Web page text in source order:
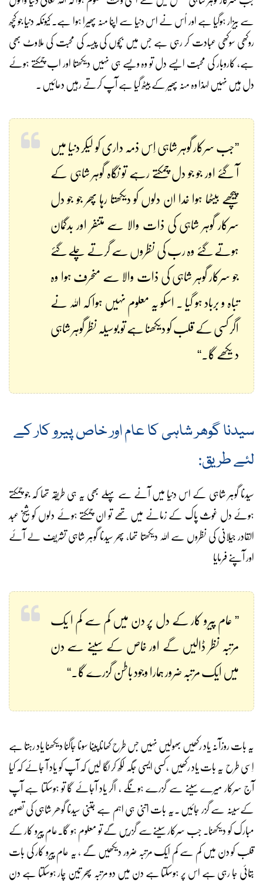
سے بیزار ہوگیا ہے اور اُس نے اس دنیا سے اپنا منہ پھیرا ہوا ہے۔ کیونکہ دنیا جو کچھ
روکھی سوکھی عبادت کر رہی ہے جس میں بچوں کی پیسہ کی محبت کی ملاوٹ بھی
ہے، کاروبار کی محبت ایسے دل تو وہ ویسے ہی نہیں دیکھتا اور اب چمکتے ہوئے
دل ہیں نہیں لہذا وہ منہ پھیر کے بیٹھ گیا ہے آپ کرتے رہیں دعائیں ۔
”جب سرکار گوہر شاہی اِس ذمہ داری کو لیکر دنیا میں
آ گئے اور جو جو دل چمکتے رہے تو نگاہ گوہر شاہی کے
پیچھے بیٹھا ہوا خدا ان دلوں کو دیکھتا رہا پھر جو جو دل
سرکار گوہر شاہی کی ذات والا سے متنفر اور بدگمان
ہوتے گئے وہ رب کی نظروں سے گرتے چلے گئے
جو سرکار گوہر شاہی کی ذات والا سے منحرف ہوا وہ
تباہ و برباد ہو گیا ۔ اسکو یہ معلوم نہیں ہوا کہ اللہ نے
اگر کسی کے قلب کو دیکھنا ہے تو بوسیلہ نظر گوہر شاہی
دیکھے گا۔“
سیدنا گوھر شاہی کا عام اور خاص پیرو کار کے
لئے طریق:
سیدنا گوہر شاہی کے اس دنیا میں آنے سے پہلے بھی یہ ہی طریقہ تھا کہ جو چمکتے
ہوئے دل غوث پاک کے زمانے میں تھے تو ان چمکتے ہوئے دلوں کو شیخ عبد
القادر جیلانی کی نظروں سے اللہ دیکھتا تھا، پھر سیدنا گوہر شاہی تشریف لے آئے
اور آپنے فرمایا
” عام پیرو کار کے دل پر دن میں کم سے کم ا یک
مرتبہ نظر ڈالیں گے اور خاص کے سینے سے دن
میں ایک مرتبہ ضرور ہمارا وجود باطن گزرے گا۔“
یہ بات روزآنہ یاد رکھیں بھولیں نہیں جس طرح کھانا پینا سونا جاگنا دیکھنا یاد رہتا ہے
اِسی طرح یہ بات یاد رکھیں ،کسی ایسی جگہ لکھ کر لگا لیں کہ آپ کو یاد آ جائے کہ کیا
آج سرکار میرے سینے سے گزرے ہونگے ، اگر یاد آجائے گا تو ہوسکتا ہے آپ
کےسینہ سے گزر جائیں ۔یہ بات اتنی ہی اہم ہے جتنی سیدنا گوھر شاہی کی تصویر
مبارک کو دیکھنا۔ جب سرکار سینےسے گزریں گے تو معلوم ہو گا۔عام پیرو کار کے
قلب کو دن میں کم سے کم ایک مرتبہ ضرور دیکھیں گے ، یہ عام پیرو کار کی بات
بتائی جا رہی ہے اس پر ہوسکتا ہے دن میں دو مرتبہ پھر تین چار ہوسکتا ہے دن